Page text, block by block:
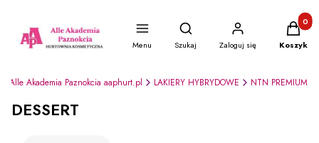
Menu
Otwórz wyszukiwarkę
Szukaj Zaloguj się Koszyk
Alle Akademia Paznokcia aaphurt.pl LAKIERY HYBRYDOWE NTN PREMIUM
DESSERT